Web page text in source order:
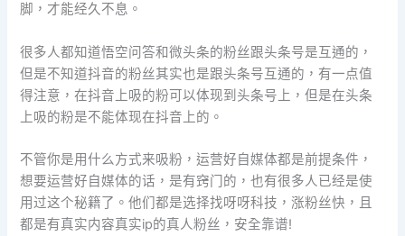
脚，才能经久不息。
很多人都知道悟空问答和微头条的粉丝跟头条号是互通的，
但是不知道抖音的粉丝其实也是跟头条号互通的，有一点值
得注意，在抖音上吸的粉可以体现到头条号上，但是在头条
上吸的粉是不能体现在抖音上的。
不管你是用什么方式来吸粉，运营好自媒体都是前提条件，
想要运营好自媒体的话，是有窍门的，也有很多人已经是使
用过这个秘籍了。他们都是选择找呀呀科技，涨粉丝快，且
都是有真实内容真实ip的真人粉丝，安全靠谱!